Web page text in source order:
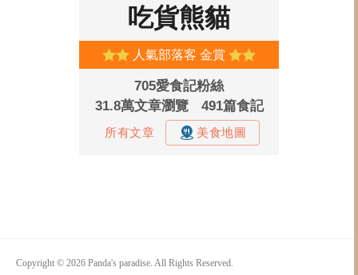
Copyright © 2026 Panda's paradise. All Rights Reserved.